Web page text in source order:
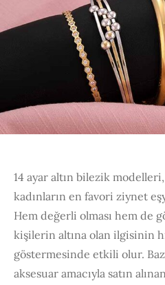
14 ayar altın bilezik
kadınların en favori ziynet
Hem değerli olması hem de
kişilerin altına olan ilgisinin
göstermesinde etkili olur.
aksesuar amacıyla satın